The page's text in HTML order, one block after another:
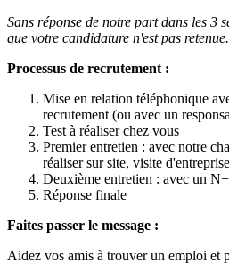
Sans réponse de notre part dans les 3
que votre candidature n'est pas retenue.
Processus de recrutement :
Mise en relation téléphonique
recrutement (ou avec un
Test à réaliser chez vous
Premier entretien : avec notre
réaliser sur site, visite
Deuxième entretien : avec un
Réponse finale
Faites passer le message :
Aidez vos amis à trouver un emploi et